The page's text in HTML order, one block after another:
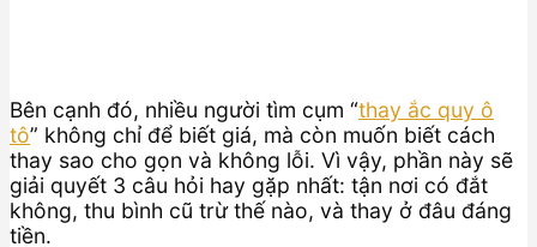
Bên cạnh đó, nhiều người tìm cụm “thay ắc quy ô
tô” không chỉ để biết giá, mà còn muốn biết cách
thay sao cho gọn và không lỗi. Vì vậy, phần này sẽ
giải quyết 3 câu hỏi hay gặp nhất: tận nơi có đắt
không, thu bình cũ trừ thế nào, và thay ở đâu đáng
tiền.